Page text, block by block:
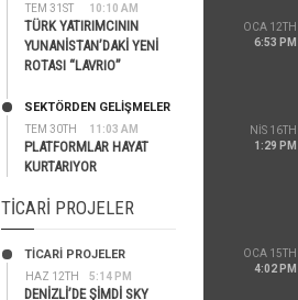
TEM 31ST 10:10 AM
TÜRK YATIRIMCININ
YUNANİSTAN’DAKİ YENİ
ROTASI “LAVRIO”
TEM 30TH 11:03 AM
SEKTÖRDEN GELIŞMELER
PLATFORMLAR HAYAT
KURTARIYOR
TICARI PROJELER
HAZ 12TH 5:14 PM
TİCARİ PROJELER
DENİZLİ’DE ŞİMDİ SKY
OCA 12TH
6:53 PM
NIS 16TH
1:29 PM
OCA 15TH
4:02 PM